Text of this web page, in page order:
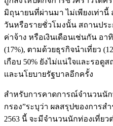
มิถุนายนที่ผ่านมา ไม่เพียงเท่านี้
วันหรือรายชั่วโมงนั้น สถานปร
ค่าจ้าง หรือเงินเดือนเช่นกัน อ
(17%), ตามด้วยธุรกิจนำเที่ยว
เกือบ 50% ยังไม่แน่ใจและรอ
และนโยบายรัฐบาลอีกครั้ง
สำหรับการคาดการณ์จำนวนนัก
กรอง”ระบุว่า ผลสรุปของการส
2563 นี้ จะมีจำนวนนักท่องเที่ย